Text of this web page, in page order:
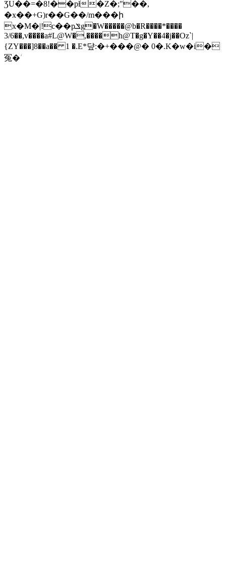
ƷU��=�8!��pƚ�Z�;"��,
�x��+G)r��G��/m���ի
x�M�|!c��pݏg�W�����@b�R����*����
3/6��,v����a#L@W�,����h@T�g�Y��4�j��Oz`|
{ZY���]8��a�� 1 �.E*댶:�+���@� 0�.K�w�i�
冤�ؗ